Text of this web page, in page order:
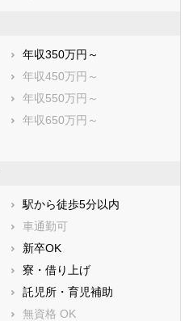
年収350万円～
年収450万円～
年収550万円～
年収650万円～
駅から徒歩5分以内
車通勤可
新卒OK
寮・借り上げ
託児所・育児補助
無資格 OK